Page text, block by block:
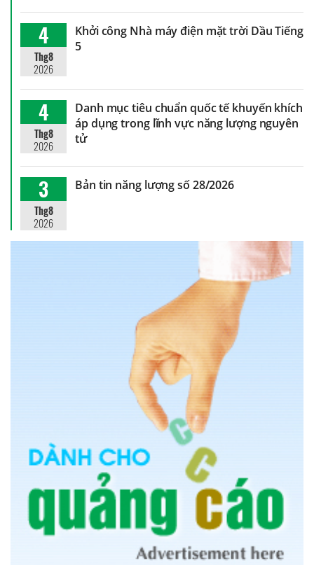
4
Thg8
2026
Khởi công Nhà máy điện mặt trời Dầu Tiếng
5
4
Thg8
2026
Danh mục tiêu chuẩn quốc tế khuyến khích
áp dụng trong lĩnh vực năng lượng nguyên
tử
3
Thg8
2026
Bản tin năng lượng số 28/2026